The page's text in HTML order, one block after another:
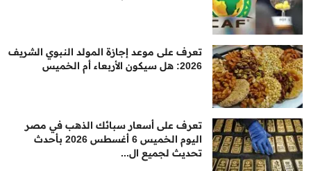
تعرف على موعد إجازة المولد النبوي الشريف
2026: هل سيكون الأربعاء أم الخميس
تعرف على أسعار سبائك الذهب في مصر
اليوم الخميس 6 أغسطس 2026 بأحدث
تحديث لجميع ال...